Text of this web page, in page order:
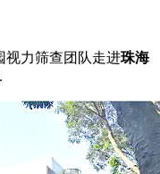
视力筛查团队走进珠海